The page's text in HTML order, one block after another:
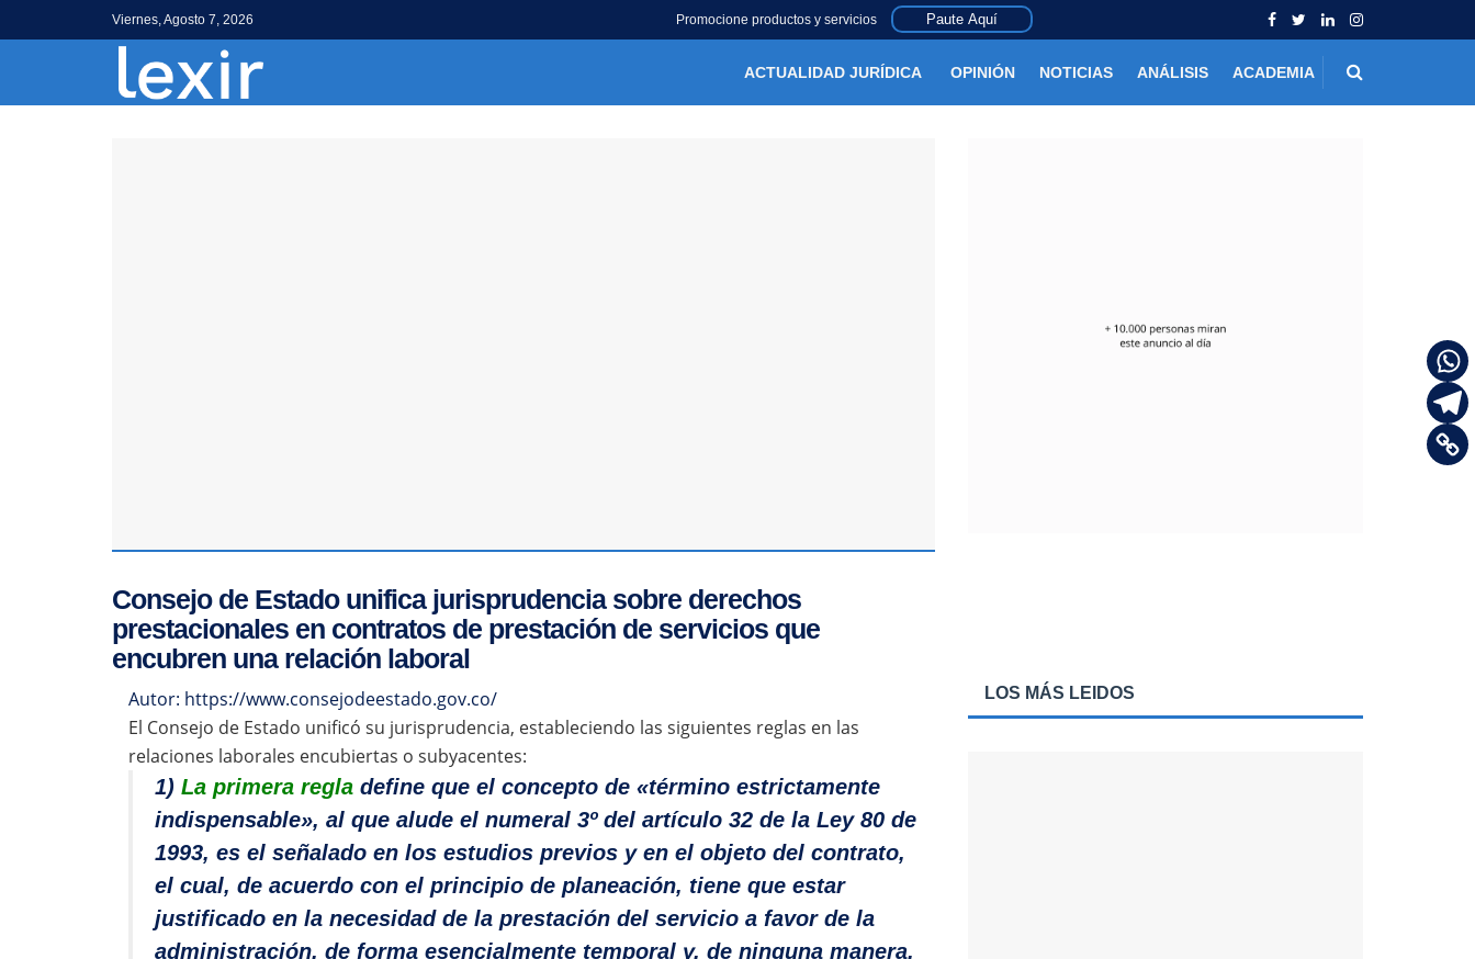
Viernes, Agosto 7, 2026 Promocione productos y servicios Paute Aquí
ACTUALIDAD JURÍDICA OPINIÓN NOTICIAS ANÁLISIS ACADEMIA
Consejo de Estado unifica jurisprudencia sobre derechos
prestacionales en contratos de prestación de servicios que
encubren una relación laboral
Autor: https://www.consejodeestado.gov.co/
El Consejo de Estado unificó su jurisprudencia, estableciendo las siguientes reglas en las
relaciones laborales encubiertas o subyacentes:
1) La primera regla define que el concepto de «término estrictamente
indispensable», al que alude el numeral 3º del artículo 32 de la Ley 80 de
1993, es el señalado en los estudios previos y en el objeto del contrato,
el cual, de acuerdo con el principio de planeación, tiene que estar
justificado en la necesidad de la prestación del servicio a favor de la
administración, de forma esencialmente temporal y, de ninguna manera,
LOS MÁS LEIDOS